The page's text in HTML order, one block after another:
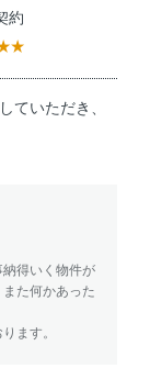
約
ていただき、
得いく物件が
た何かあった
ます。